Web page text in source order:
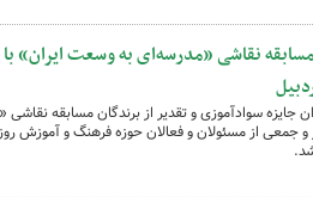
مسابقه نقاشی «مدرسه‌ای به وسعت ایران»
جایزه سوادآموزی و تقدیر از برندگان مسابقه